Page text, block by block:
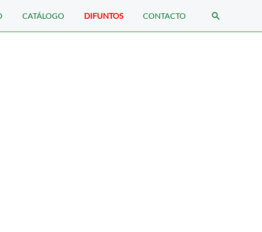
CATÁLOGO DIFUNTOS CONTACTO Buscar